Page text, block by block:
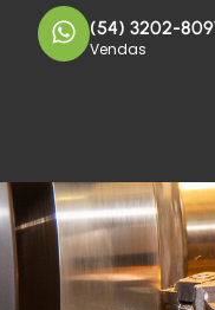
(54) 3202-
Vendas